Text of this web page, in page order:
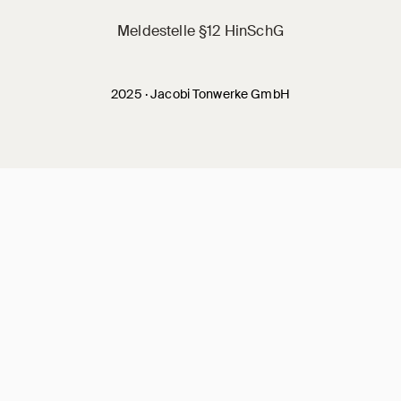
2025 · Jacobi Tonwerke GmbH
Meldestelle §12 HinSchG